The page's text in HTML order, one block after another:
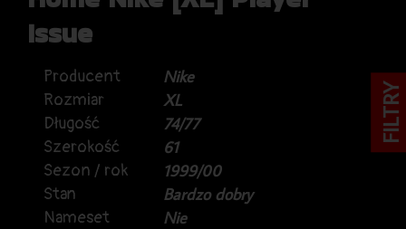
Issue
Producent
Nike
Rozmiar
XL
Długość
74/77
Szerokość
61
Sezon / rok
1999/00
Stan
Bardzo dobry
Nameset
Nie
FILTRY